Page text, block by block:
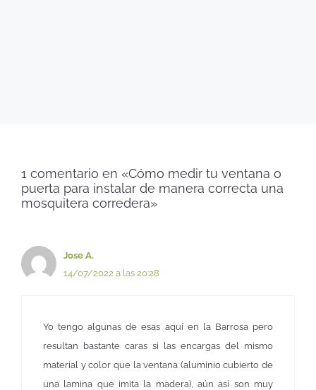
1 comentario en «Cómo medir tu ventana o
puerta para instalar de manera correcta una
mosquitera corredera»
Jose A.
14/07/2022 a las 20:28
Yo tengo algunas de esas aquí en la Barrosa pero
resultan bastante caras si las encargas del mismo
material y color que la ventana (aluminio cubierto de
una lamina que imita la madera), aún así son muy